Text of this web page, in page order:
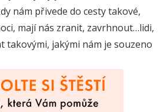
nám přivede do cesty takové,
mají nás zranit, zavrhnout…lidi,
takovými, jakými nám je souzeno